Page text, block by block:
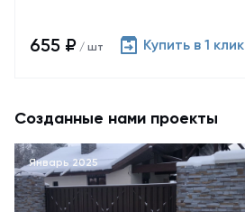
655 ₽ / шт Купить в 1 клик
Созданные нами проекты
Январь 2025